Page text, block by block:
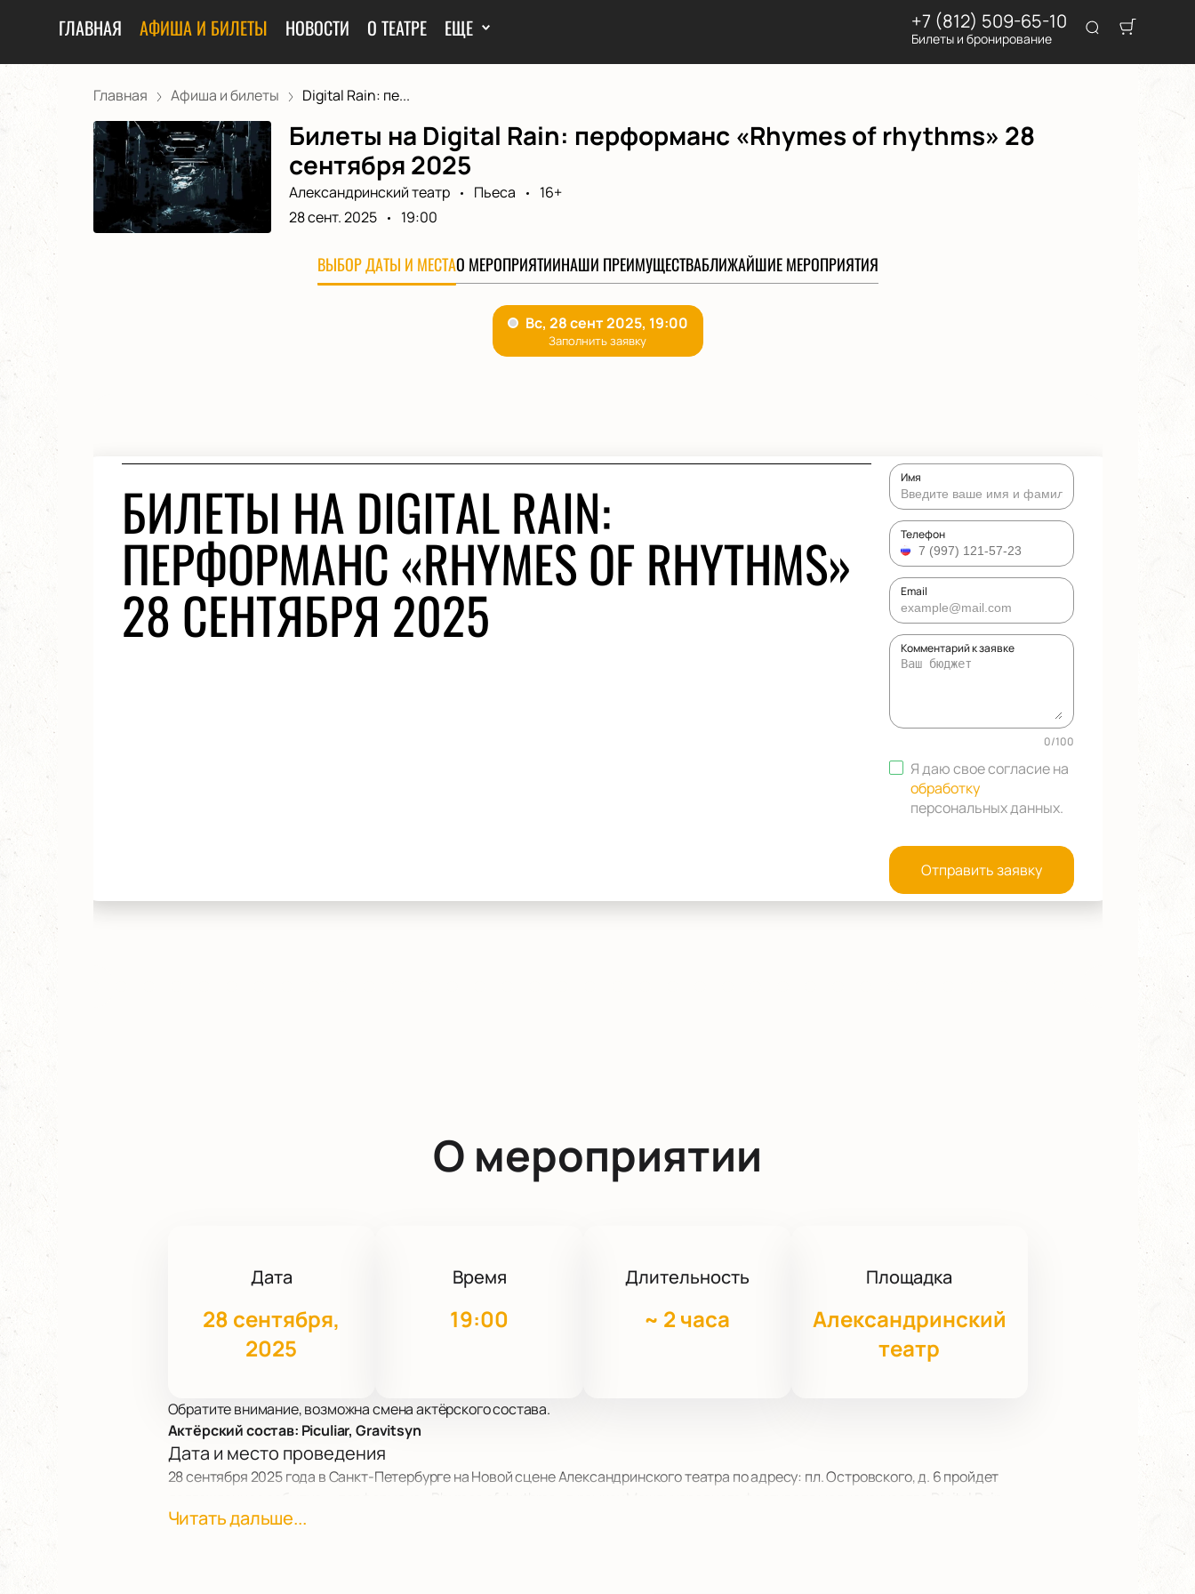
ГЛАВНАЯ АФИША И БИЛЕТЫ НОВОСТИ О ТЕАТРЕ ЕЩЕ +7 (812) 509-65-10
Билеты и бронирование
Главная Афиша и билеты Digital Rain: пе...
Билеты на Digital Rain: перформанс «Rhymes of rhythms» 28
сентября 2025
Александринский театр Пьеса
16+
28 сент. 2025
19:00
ВЫБОР ДАТЫ И МЕСТАО МЕРОПРИЯТИИНАШИ ПРЕИМУЩЕСТВАБЛИЖАЙШИЕ МЕРОПРИЯТИЯ
БИЛЕТЫ НА DIGITAL RAIN:
ПЕРФОРМАНС «RHYMES OF RHYTHMS»
28 СЕНТЯБРЯ 2025
Имя
Телефон
Email
Комментарий к заявке
0/100
Я даю свое согласие на
обработку
персональных данных.
Отправить заявку
О мероприятии
Дата
28 сентября,
2025
Время
19:00
Длительность
~ 2 часа
Площадка
Александринский
театр
Обратите внимание, возможна смена актёрского состава.
Актёрский состав: Piculiar, Gravitsyn
Дата и место проведения
28 сентября 2025 года в Санкт-Петербурге на Новой сцене Александринского театра по адресу: пл. Островского, д. 6 пройдет
О перформансе
Читать дальше...